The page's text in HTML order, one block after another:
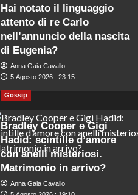
Hai notato il linguaggio
attento di re Carlo
nell’annuncio della nascita
di Eugenia?
Anna Gaia Cavallo
5 Agosto 2026 : 23:15
Gossip
Bradley Cooper e Gigi
Hadid: scintille d’amore
con anelli misteriosi.
Matrimonio in arrivo?
Anna Gaia Cavallo